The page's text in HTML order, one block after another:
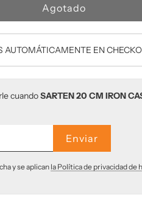
C
a
r
g
o
Agotado
AUTOMÁTICAMENTE EN
cuandoSARTEN 20 CM IRON
y se aplican la Política de privacidad de